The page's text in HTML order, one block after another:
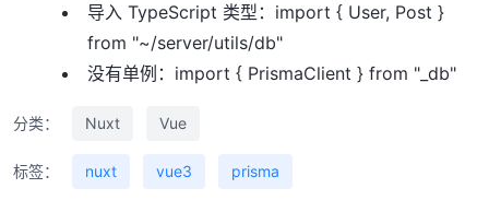
导入 TypeScript 类型：import { User, Post }
from "~/server/utils/db"
没有单例：import { PrismaClient } from "_db"
分类： Nuxt Vue
标签： nuxt vue3 prisma